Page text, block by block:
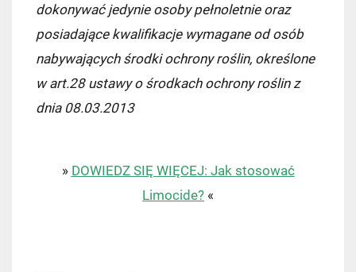
dokonywać jedynie osoby pełnoletnie oraz
posiadające kwalifikacje wymagane od osób
nabywających środki ochrony roślin, określone
w art.28 ustawy o środkach ochrony roślin z
dnia 08.03.2013
» DOWIEDZ SIĘ WIĘCEJ: Jak stosować
Limocide? «
InPost Paczkomat 24/7(przewidywana
dostawa: następny dzień roboczy)
14,99 zł
Kurier InPost - przedpłata
14,99 zł
Kurier GLS - przedpłata 17,99 zł